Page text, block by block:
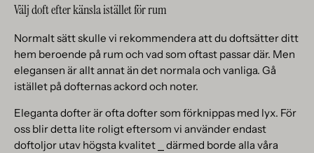
Välj doft efter känsla istället för rum
Normalt sätt skulle vi rekommendera att du doftsätter ditt
hem beroende på rum och vad som oftast passar där. Men
elegansen är allt annat än det normala och vanliga. Gå
istället på dofternas ackord och noter.
Eleganta dofter är ofta dofter som förknippas med lyx. För
oss blir detta lite roligt eftersom vi använder endast
doftoljor utav högsta kvalitet ⎯ därmed borde alla våra